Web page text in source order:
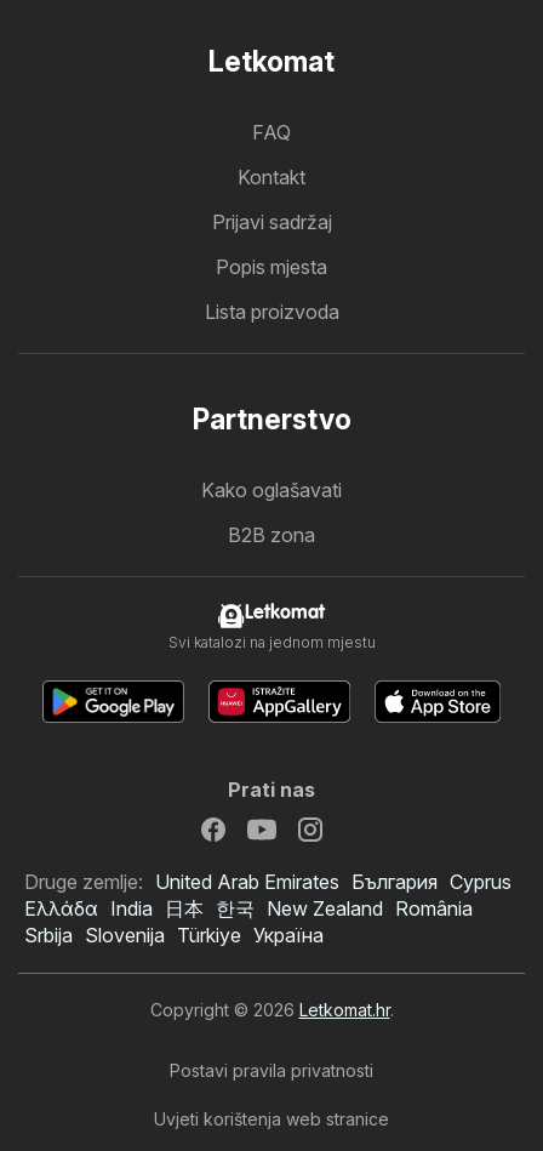
Letkomat
FAQ
Kontakt
Prijavi sadržaj
Popis mjesta
Lista proizvoda
Partnerstvo
Kako oglašavati
B2B zona
Letkomat
Svi katalozi na jednom mjestu
Prati nas
Druge zemlje: United Arab Emirates България Cyprus
Ελλάδα India 日本 한국 New Zealand România
Srbija Slovenija Türkiye Україна
Copyright © 2026 Letkomat.hr.
Postavi pravila privatnosti
Uvjeti korištenja web stranice